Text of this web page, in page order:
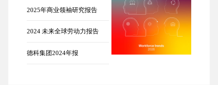
2025年商业领袖研究报告
2024 未来全球劳动力报告
德科集团2024年报